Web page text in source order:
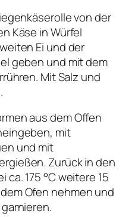
von der
Käse in Würfel
Ei und der
geben und mit dem
Mit Salz und
aus dem Offen
mit
und mit
Zurück in den
175 °C weitere 15
Ofen nehmen und